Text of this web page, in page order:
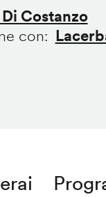
Costanzo
con